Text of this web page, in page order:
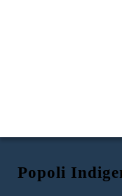
Popoli